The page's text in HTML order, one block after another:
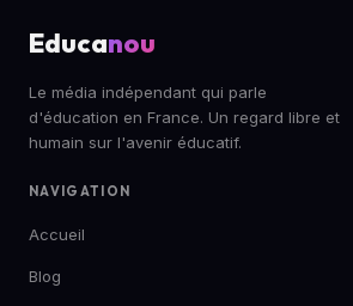
Educanou
Le média indépendant qui parle
d'éducation en France. Un regard libre et
humain sur l'avenir éducatif.
NAVIGATION
Accueil
Blog